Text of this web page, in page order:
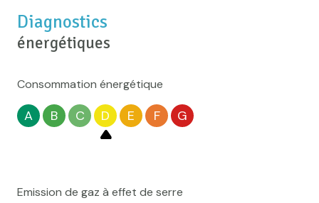
construit en 1970
cuisine séparée (équipée)
Chauffage central : chaudière (gaz)
Diagnostics
énergétiques
Consommation énergétique
A B C D E F G
Emission de gaz à effet de serre